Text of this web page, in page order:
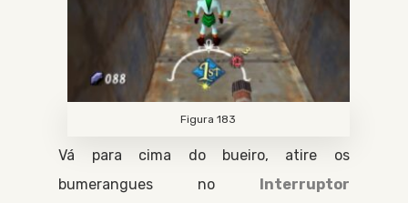
Figura 183
Vá para cima do bueiro, atire os
bumerangues no Interruptor